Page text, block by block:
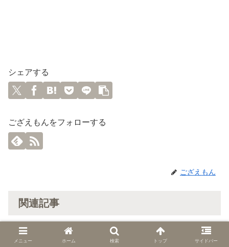
シェアする
ござえもんをフォローする
ござえもん
関連記事
日替わり討伐 夜の無料配布のお知らせ☆
メニュー ホーム 検索 トップ サイドバー